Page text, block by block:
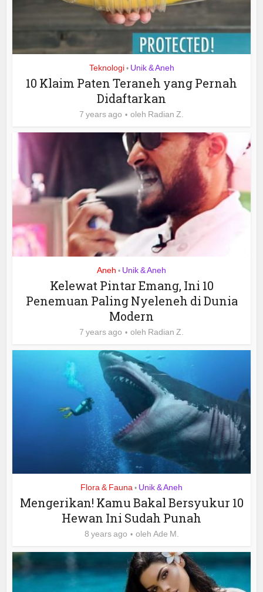
Teknologi • Unik & Aneh
10 Klaim Paten Teraneh yang Pernah
Didaftarkan
7 years ago oleh Radian Z.
Aneh • Unik & Aneh
Kelewat Pintar Emang, Ini 10
Penemuan Paling Nyeleneh di Dunia
Modern
7 years ago oleh Radian Z.
Flora & Fauna • Unik & Aneh
Mengerikan! Kamu Bakal Bersyukur 10
Hewan Ini Sudah Punah
8 years ago oleh Ade M.